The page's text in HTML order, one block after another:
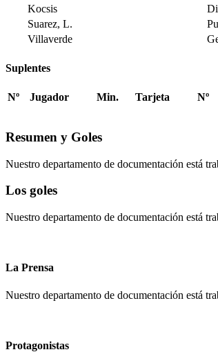
Kocsis
Suarez, L.
Villaverde
Suplentes
Nº Jugador Min. Tarjeta Nº
Resumen y Goles
Nuestro departamento de documentación está
Los goles
Nuestro departamento de documentación está
La Prensa
Nuestro departamento de documentación está
Protagonistas